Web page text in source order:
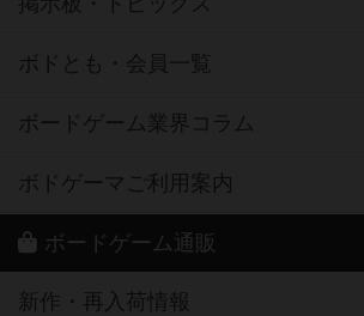
ボドとも・会員一覧
ボードゲーム業界コラム
ボドゲーマご利用案内
ボードゲーム通販
新作・再入荷情報